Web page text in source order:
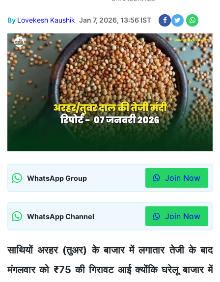
By Lovekesh Kaushik Jan 7, 2026, 13:56 IST
WhatsApp Group Join Now
WhatsApp Channel Join Now
साथियों अरहर (तुअर) के बाजार में लगातार तेजी के बाद
मंगलवार को ₹75 की गिरावट आई क्योंकि घरेलू बाजार में